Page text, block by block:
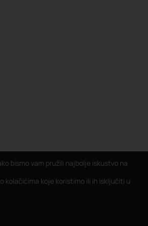
bismo vam pružili najbolje iskustvo na
kolačićima koje koristimo ili ih isključiti u